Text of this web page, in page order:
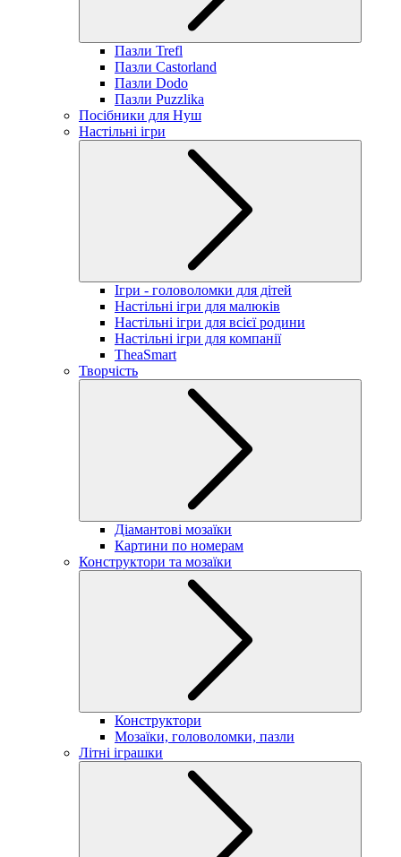
Пазли Trefl
Пазли Castorland
Пазли Dodo
Пазли Puzzlika
Посібники для Нуш
Настільні ігри
Ігри - головоломки для дітей
Настільні ігри для малюків
Настільні ігри для всієї родини
Настільні ігри для компанії
TheaSmart
Творчість
Діамантові мозаїки
Картини по номерам
Конструктори та мозаїки
Конструктори
Мозаїки, головоломки, пазли
Літні іграшки